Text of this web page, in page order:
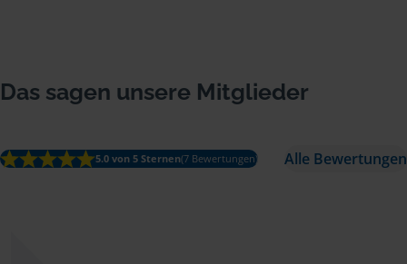
Das sagen unsere Mitglieder
5.0 von 5 Sternen(7 Bewertungen) Alle Bewertungen